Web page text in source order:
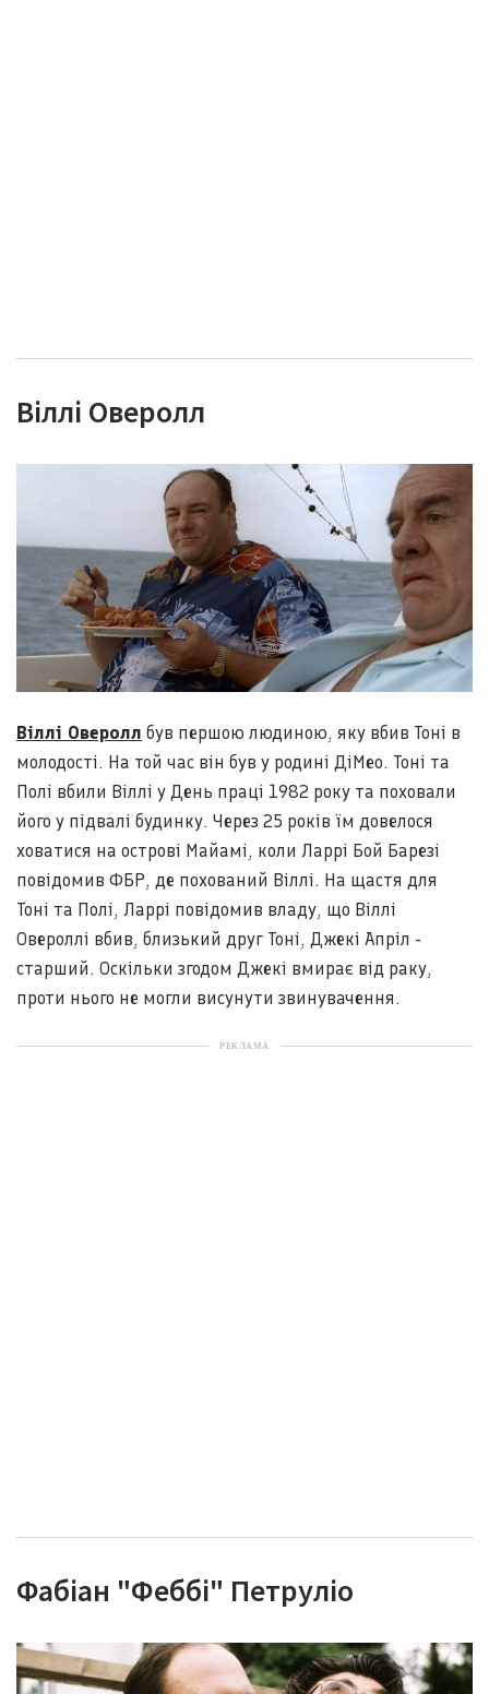
Віллі Оверолл
Віллі Оверолл був першою людиною, яку вбив Тоні в
молодості. На той час він був у родині ДіМео. Тоні та
Полі вбили Віллі у День праці 1982 року та поховали
його у підвалі будинку. Через 25 років їм довелося
ховатися на острові Майамі, коли Ларрі Бой Барезі
повідомив ФБР, де похований Віллі. На щастя для
Тоні та Полі, Ларрі повідомив владу, що Віллі
Овероллі вбив, близький друг Тоні, Джекі Апріл -
старший. Оскільки згодом Джекі вмирає від раку,
проти нього не могли висунути звинувачення.
РЕКЛАМА
Фабіан "Феббі" Петруліо